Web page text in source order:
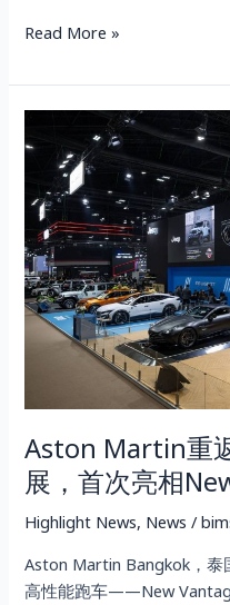
验。
供
属“Omotenashi”服
Read More »
Aston Martin重
展，首次亮相
Highlight News, News /
Aston Martin Bangkok，
高性能跑车——New
Martin
返
2025
曼
谷
国
首
次
亮
相
New